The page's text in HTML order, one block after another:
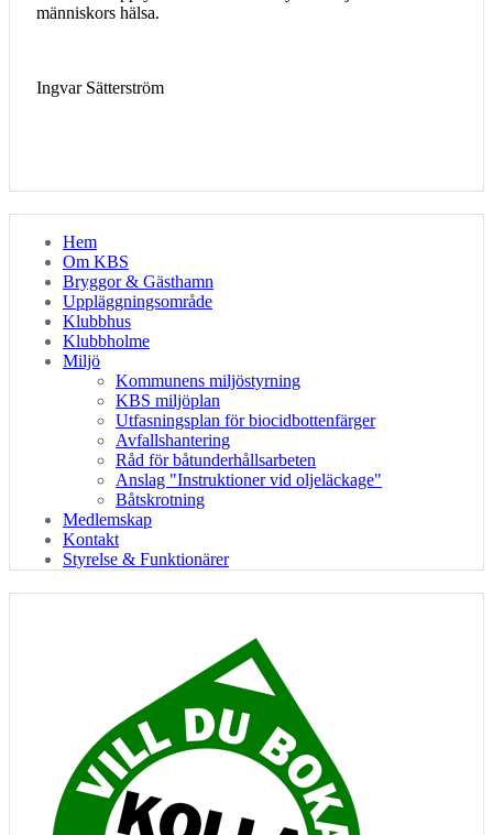
människors hälsa.
Ingvar Sätterström
Hem
Om KBS
Bryggor & Gästhamn
Uppläggningsområde
Klubbhus
Klubbholme
Miljö
Kommunens miljöstyrning
KBS miljöplan
Utfasningsplan för biocidbottenfärger
Avfallshantering
Råd för båtunderhållsarbeten
Anslag "Instruktioner vid oljeläckage"
Båtskrotning
Medlemskap
Kontakt
Styrelse & Funktionärer